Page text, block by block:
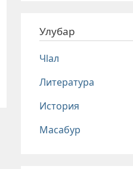
Улубар
Чlал
Литература
История
Масабур